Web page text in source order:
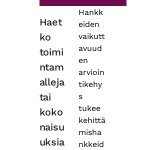
Haet
ko
toimi
ntam
alleja
tai
koko
naisu
uksia
Hankk
eiden
vaikutt
avuud
en
arvioin
tikehy
s
tukee
kehittä
misha
nkkeid